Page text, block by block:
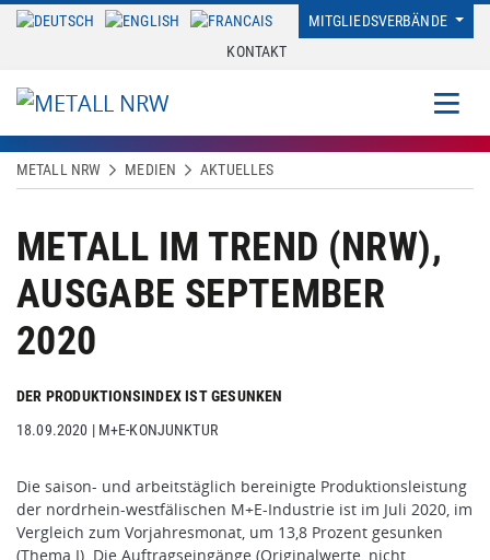
MITGLIEDSVERBÄNDE
KONTAKT
METALL NRW MEDIEN AKTUELLES
METALL IM TREND (NRW),
AUSGABE SEPTEMBER
2020
DER PRODUKTIONSINDEX IST GESUNKEN
18.09.2020 | M+E-KONJUNKTUR
Die saison- und arbeitstäglich bereinigte Produktionsleistung
der nordrhein-westfälischen M+E-Industrie ist im Juli 2020, im
Vergleich zum Vorjahresmonat, um 13,8 Prozent gesunken
(Thema I). Die Auftragseingänge (Originalwerte, nicht